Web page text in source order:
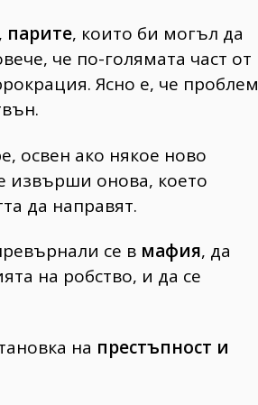
парите, които би могъл да
че по-голямата част от
Ясно е, че проблем
освен ако някое ново
извърши онова, което
да направят.
се в мафия, да
на робство, и да се
на престъпност и